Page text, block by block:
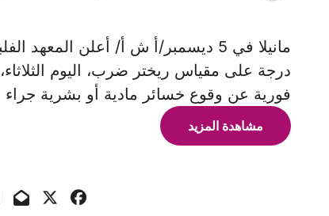
درجة على مقياس ريختر ضرب، اليوم
فورية عن وقوع خسائر مادية أو بشرية جراء
مشاهدة المزيد